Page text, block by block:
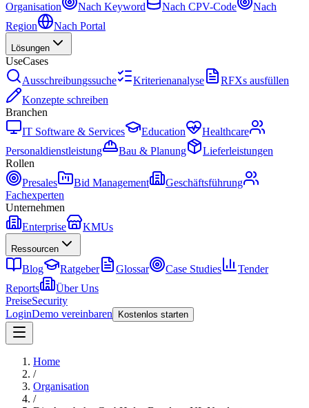
Organisation
Nach Keyword Nach CPV-Code
Nach
Region
Nach Portal
Lösungen
UseCases
Ausschreibungssuche
Kriterienanalyse
RFXs ausfüllen
Konzepte schreiben
Branchen
IT Software & Services
Education
Healthcare
Personaldienstleistung
Bau & Planung
Lieferleistungen
Rollen
Presales
Bid Management
Geschäftsführung
Fachexperten
Unternehmen
Enterprise
KMUs
Ressourcen
Blog Ratgeber Glossar Case Studies
Tender
Reports
Über Uns
PreiseSecurity
LoginDemo vereinbaren Kostenlos starten
Home
/
Organisation
/